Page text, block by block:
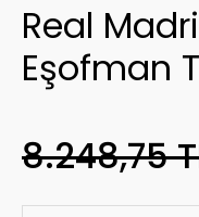
Real
Eşofman
8.248,75